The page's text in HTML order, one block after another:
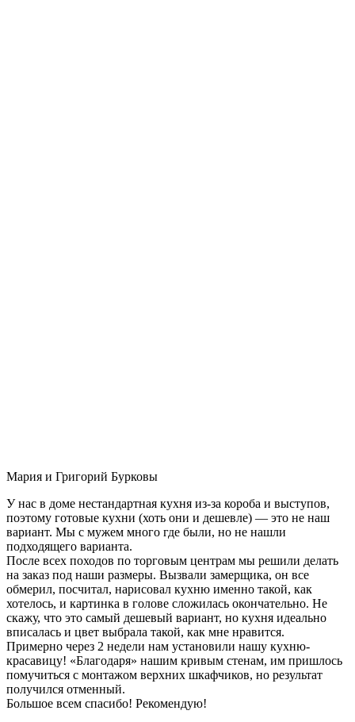
Мария и Григорий Бурковы
У нас в доме нестандартная кухня из-за короба и выступов,
поэтому готовые кухни (хоть они и дешевле) — это не наш
вариант. Мы с мужем много где были, но не нашли
подходящего варианта.
После всех походов по торговым центрам мы решили делать
на заказ под наши размеры. Вызвали замерщика, он все
обмерил, посчитал, нарисовал кухню именно такой, как
хотелось, и картинка в голове сложилась окончательно. Не
скажу, что это самый дешевый вариант, но кухня идеально
вписалась и цвет выбрала такой, как мне нравится.
Примерно через 2 недели нам установили нашу кухню-
красавицу! «Благодаря» нашим кривым стенам, им пришлось
помучиться с монтажом верхних шкафчиков, но результат
получился отменный.
Большое всем спасибо! Рекомендую!